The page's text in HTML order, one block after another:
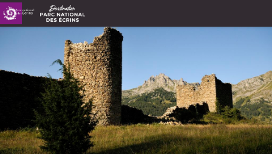
Fort de Réallon
Le Fort de Réallon - Mireille Coulon - PNE